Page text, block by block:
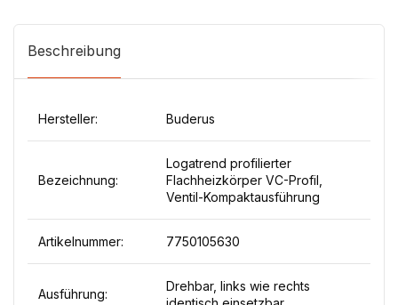
Beschreibung
Hersteller: Buderus
Bezeichnung:
Logatrend profilierter
Flachheizkörper VC-Profil,
Ventil-Kompaktausführung
Artikelnummer: 7750105630
Ausführung:
Drehbar, links wie rechts